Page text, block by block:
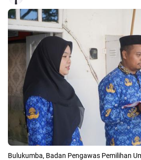
Bulukumba, Badan Pengawas Pemilihan